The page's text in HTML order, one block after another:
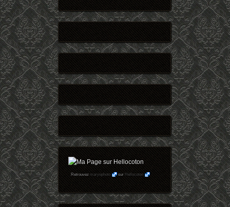
Retrouvezmaryophoto surHellocoton